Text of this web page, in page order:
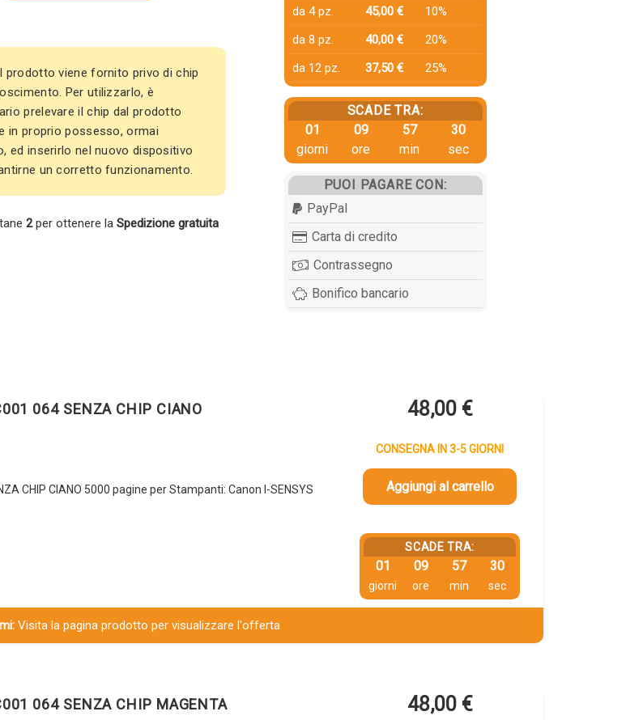
prodotto viene fornito privo di chip
Per utilizzarlo, è
prelevare il chip dal prodotto
in proprio possesso, ormai
ed inserirlo nel nuovo dispositivo
un corretto funzionamento.
2per ottenere la Spedizione gratuita
da 4 pz.
45,00 €
10%
da 8 pz.
40,00 €
20%
da 12 pz.
37,50 € 25%
SCADE TRA:
01
giorni
09
ore
57
min
29
sec
PUOI PAGARE CON:
PayPal
Carta di credito
Contrassegno
Bonifico bancario
064 SENZA CHIP CIANO
CHIP CIANO 5000 pagine per Stampanti: Canon I-SENSYS
48,00 €
CONSEGNA IN 3-5 GIORNI
Aggiungi al carrello
SCADE TRA:
01
giorni
09
ore
57
min
29
sec
Visita la pagina prodotto per visualizzare l'offerta
064 SENZA CHIP MAGENTA 48,00 €